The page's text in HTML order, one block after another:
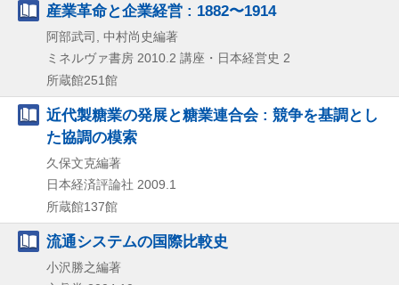
産業革命と企業経営 : 1882〜1914
阿部武司, 中村尚史編著
ミネルヴァ書房 2010.2 講座・日本経営史 2
所蔵館251館
近代製糖業の発展と糖業連合会 : 競争を基調とし
た協調の模索
久保文克編著
日本経済評論社 2009.1
所蔵館137館
流通システムの国際比較史
小沢勝之編著